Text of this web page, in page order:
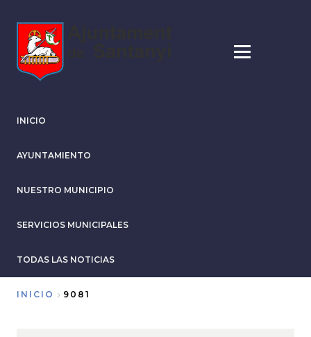
contenido
principal
INICIO
AYUNTAMIENTO
NUESTRO MUNICIPIO
SERVICIOS MUNICIPALES
TODAS LAS NOTICIAS
INICIO 9081